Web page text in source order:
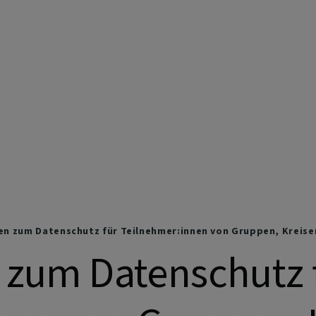
zum Datenschutz für Teilnehmer:innen von Gruppen,